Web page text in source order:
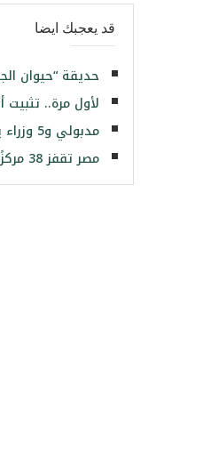
قد يعجبك ايضا
حديقة “حيوان
لأول مرة.. تثبيت
مدبولي و5 وزراء يفتتحون جلسة تداول البورصة المصرية
مصر تقفز 38 مركزًا في مؤشر أكثر دول العالم أمانًا في 2021